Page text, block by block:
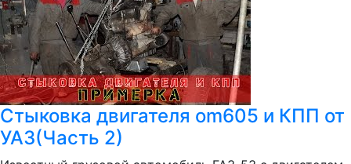
Стыковка двигателя om605 и КПП от
УАЗ(Часть 2)